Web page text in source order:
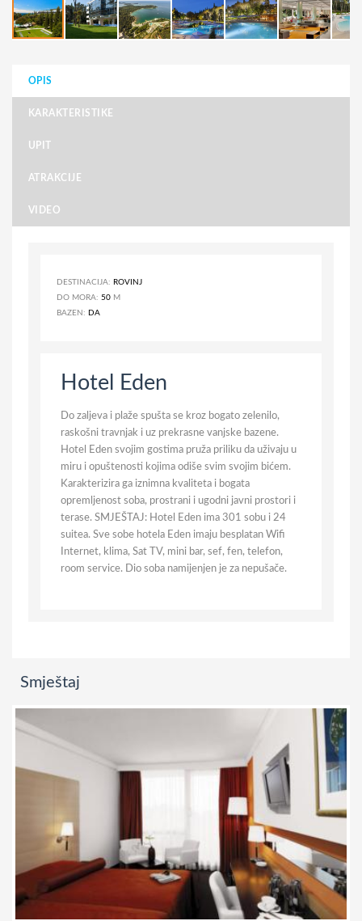
OPIS
KARAKTERISTIKE
UPIT
ATRAKCIJE
VIDEO
DESTINACIJA: ROVINJ
DO MORA: 50 M
BAZEN: DA
Hotel Eden
Do zaljeva i plaže spušta se kroz bogato zelenilo,
raskošni travnjak i uz prekrasne vanjske bazene.
Hotel Eden svojim gostima pruža priliku da uživaju u
miru i opuštenosti kojima odiše svim svojim bićem.
Karakterizira ga iznimna kvaliteta i bogata
opremljenost soba, prostrani i ugodni javni prostori i
terase. SMJEŠTAJ: Hotel Eden ima 301 sobu i 24
suitea. Sve sobe hotela Eden imaju besplatan Wifi
Internet, klima, Sat TV, mini bar, sef, fen, telefon,
room service. Dio soba namijenjen je za nepušače.
Smještaj